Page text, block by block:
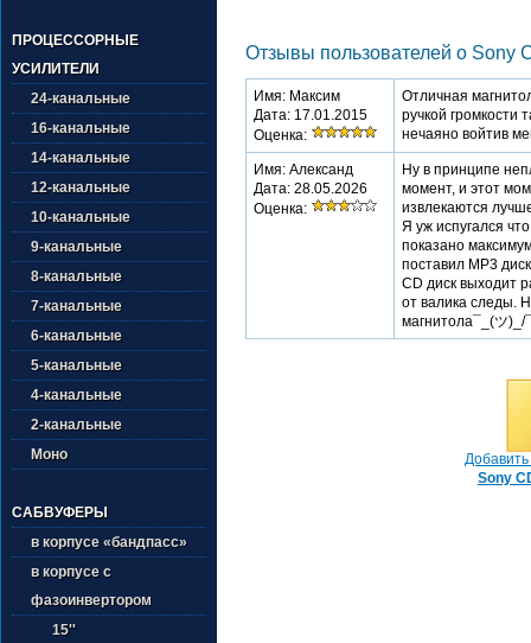
ПРОЦЕССОРНЫЕ
УСИЛИТЕЛИ
24-канальные
16-канальные
14-канальные
12-канальные
10-канальные
9-канальные
8-канальные
7-канальные
6-канальные
5-канальные
4-канальные
2-канальные
Моно
САБВУФЕРЫ
в корпусе «бандпасс»
в корпусе с
фазоинвертором
15''
Отзывы пользователей о Sony
Имя: Максим
Дата: 17.01.2015
Оценка:
Отличная
ручкой громкости
нечаяно войтив
Имя: Александ
Дата: 28.05.2026
Оценка:
Ну в принципе
момент, и этот
извлекаются
Я уж испугался
показано
поставил MP3
CD диск выходит
от валика следы.
магнитола¯⁠⁠_⁠(⁠ツ⁠)⁠_⁠/⁠
Sony